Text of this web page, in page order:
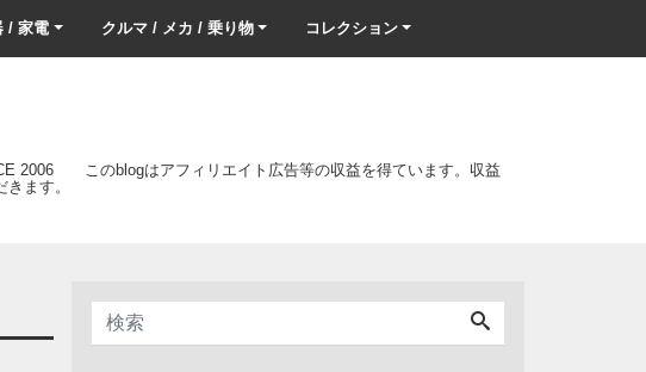
/ 家電 クルマ / メカ / 乗り物 コレクション
2006 このblogはアフィリエイト広告等の収益を得ています。収益
ます。